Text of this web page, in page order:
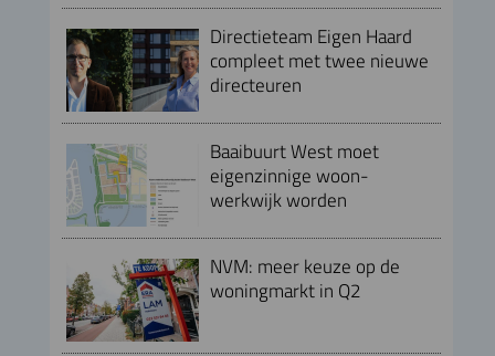
Directieteam Eigen Haard
compleet met twee nieuwe
directeuren
Baaibuurt West moet
eigenzinnige woon-
werkwijk worden
NVM: meer keuze op de
woningmarkt in Q2